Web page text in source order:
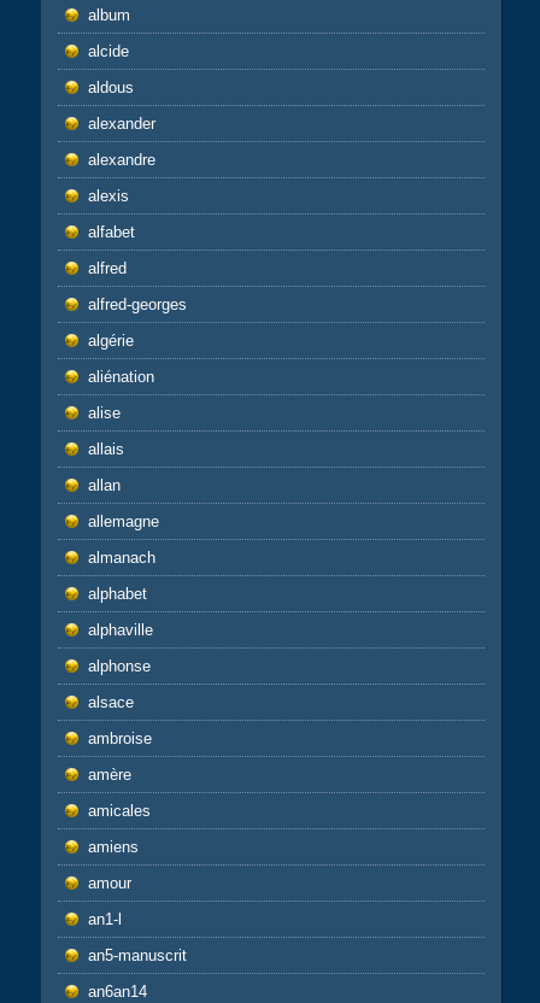
album
alcide
aldous
alexander
alexandre
alexis
alfabet
alfred
alfred-georges
algérie
aliénation
alise
allais
allan
allemagne
almanach
alphabet
alphaville
alphonse
alsace
ambroise
amère
amicales
amiens
amour
an1-l
an5-manuscrit
an6an14